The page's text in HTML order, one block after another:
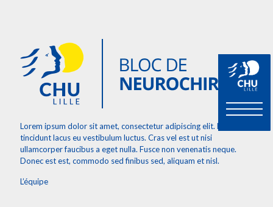
Lorem ipsum dolor sit amet, consectetur adipiscing elit. Etiam
tincidunt lacus eu vestibulum luctus. Cras vel est ut nisi
ullamcorper faucibus a eget nulla. Fusce non venenatis neque.
Donec est est, commodo sed finibus sed, aliquam et nisl.
L’équipe